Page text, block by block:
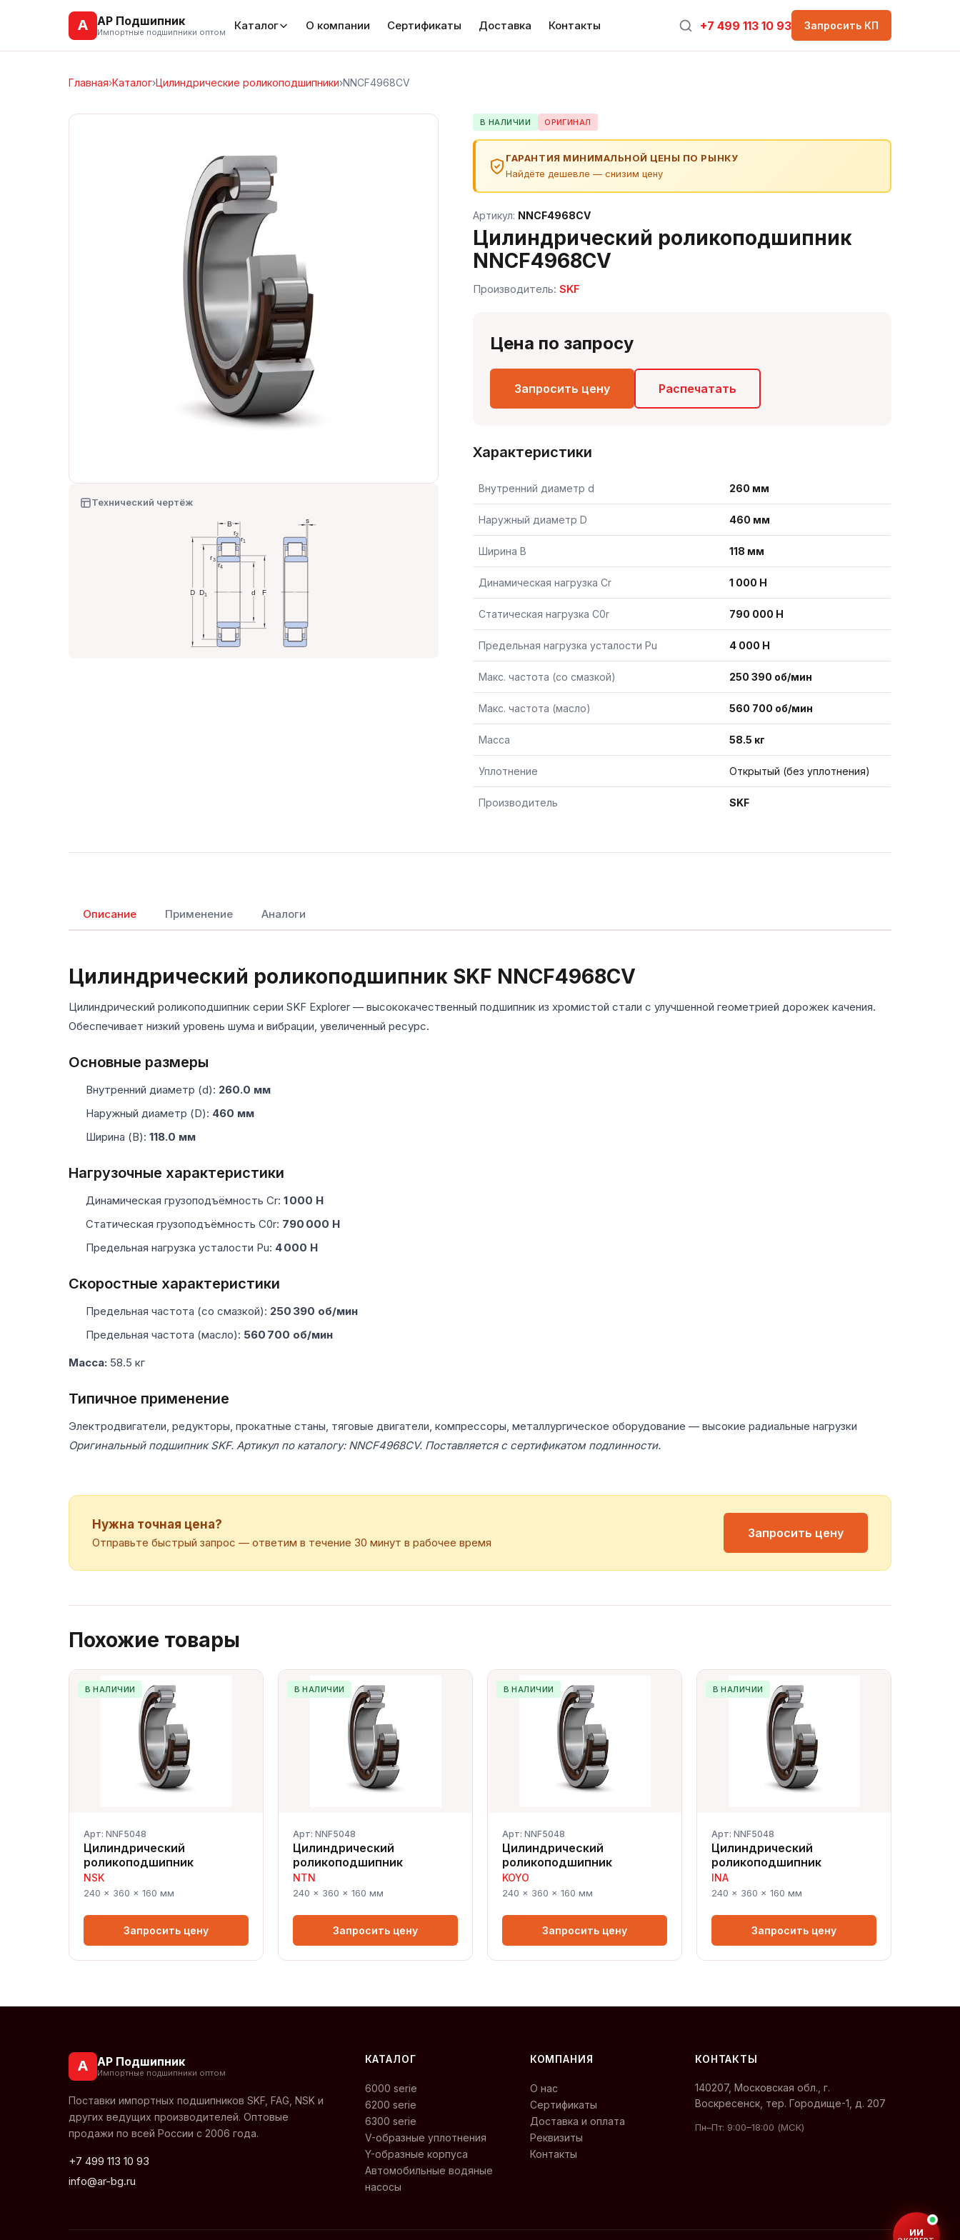
А АР Подшипник
Импортные подшипники оптом Каталог О компании Сертификаты Доставка Контакты +7 499 113 10 93 Запросить КП
Главная›Каталог›Цилиндрические роликоподшипники›NNCF4968CV
Технический чертёж
В НАЛИЧИИ ОРИГИНАЛ
ГАРАНТИЯ МИНИМАЛЬНОЙ ЦЕНЫ ПО РЫНКУ
Найдёте дешевле — снизим цену
Артикул: NNCF4968CV
Цилиндрический роликоподшипник
NNCF4968CV
Производитель:SKF
Цена по запросу
Запросить цену Распечатать
Характеристики
Внутренний диаметр d 260 мм
Наружный диаметр D 460 мм
Ширина B 118 мм
Динамическая нагрузка Cr 1 000 Н
Статическая нагрузка C0r 790 000 Н
Предельная нагрузка усталости Pu 4 000 Н
Макс. частота (со смазкой) 250 390 об/мин
Макс. частота (масло) 560 700 об/мин
Масса 58.5 кг
Уплотнение Открытый (без уплотнения)
Производитель SKF
Описание Применение Аналоги
Цилиндрический роликоподшипник SKF NNCF4968CV
Цилиндрический роликоподшипник серии SKF Explorer — высококачественный подшипник из хромистой стали с улучшенной геометрией дорожек качения.
Обеспечивает низкий уровень шума и вибрации, увеличенный ресурс.
Основные размеры
Внутренний диаметр (d): 260.0 мм
Наружный диаметр (D): 460 мм
Ширина (B): 118.0 мм
Нагрузочные характеристики
Динамическая грузоподъёмность Cr: 1 000 Н
Статическая грузоподъёмность C0r: 790 000 Н
Предельная нагрузка усталости Pu: 4 000 Н
Скоростные характеристики
Предельная частота (со смазкой): 250 390 об/мин
Предельная частота (масло): 560 700 об/мин
Масса: 58.5 кг
Типичное применение
Электродвигатели, редукторы, прокатные станы, тяговые двигатели, компрессоры, металлургическое оборудование — высокие радиальные нагрузки
Оригинальный подшипник SKF. Артикул по каталогу: NNCF4968CV. Поставляется с сертификатом подлинности.
Нужна точная цена?
Отправьте быстрый запрос — ответим в течение 30 минут в рабочее время
Запросить цену
Похожие товары
В НАЛИЧИИ
Арт: NNF5048
Цилиндрический
роликоподшипник
NSK
240 × 360 × 160 мм
Запросить цену
В НАЛИЧИИ
Арт: NNF5048
Цилиндрический
роликоподшипник
NTN
240 × 360 × 160 мм
Запросить цену
В НАЛИЧИИ
Арт: NNF5048
Цилиндрический
роликоподшипник
KOYO
240 × 360 × 160 мм
Запросить цену
В НАЛИЧИИ
Арт: NNF5048
Цилиндрический
роликоподшипник
INA
240 × 360 × 160 мм
Запросить цену
А АР Подшипник
Импортные подшипники оптом
Поставки импортных подшипников SKF, FAG, NSK и
других ведущих производителей. Оптовые
продажи по всей России с 2006 года.
+7 499 113 10 93
info@ar-bg.ru
КАТАЛОГ
6000 serie
6200 serie
6300 serie
V-образные уплотнения
Y-образные корпуса
Автомобильные водяные
насосы
КОМПАНИЯ
О нас
Сертификаты
Доставка и оплата
Реквизиты
Контакты
КОНТАКТЫ
140207, Московская обл., г.
Воскресенск, тер. Городище-1, д. 207
Пн–Пт: 9:00–18:00 (МСК)
ИИ-СПЕЦИАЛИСТ
эксперт по подшипникам
ИИ